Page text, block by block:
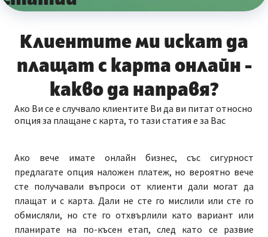
Клиентите ми искат да
плащат с карта онлайн -
какво да направя?
Ако Ви се е случвало клиентите Ви да ви питат относно
опция за плащане с карта, то тази статия е за Вас
Ако вече имате онлайн бизнес, със сигурност
предлагате опция наложен платеж, но вероятно вече
сте получавали въпроси от клиенти дали могат да
плащат и с карта. Дали не сте го мислили или сте го
обмисляли, но сте го отхвърлили като вариант или
планирате на по-късен етап, след като се развие